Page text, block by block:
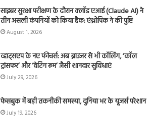
साइबर सुरक्षा परीक्षण के दौरान क्लॉड एआई (Claude AI) ने
तीन असली कंपनियों को किया हैक: एंथ्रोपिक ने की पुष्टि
August 1, 2026
व्हाट्सएप के नए फीचर्स: अब ब्राउजर से भी कॉलिंग, ‘कॉल
ट्रांसफर’ और ‘वेटिंग रूम’ जैसी शानदार सुविधाएं
July 29, 2026
फेसबुक में बड़ी तकनीकी समस्या, दुनिया भर के यूजर्स परेशान
July 19, 2026